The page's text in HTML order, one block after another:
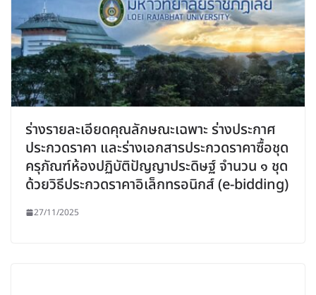
ร่างรายละเอียดคุณลักษณะเฉพาะ ร่างประกาศ
ประกวดราคา และร่างเอกสารประกวดราคาซื้อชุด
ครุภัณฑ์ห้องปฏิบัติปัญญาประดิษฐ์ จำนวน ๑ ชุด
ด้วยวิธีประกวดราคาอิเล็กทรอนิกส์ (e-bidding)
27/11/2025